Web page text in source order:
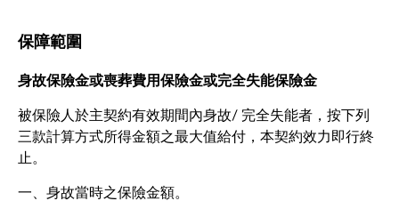
保障範圍
身故保險金或喪葬費用保險金或完全失能保險金
被保險人於主契約有效期間內身故/ 完全失能者，按下列
三款計算方式所得金額之最大值給付，本契約效力即行終
止。
一、身故當時之保險金額。